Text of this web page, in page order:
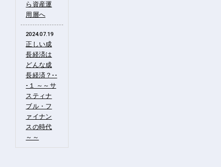
ら資産運
用層へ
2024.07.19
正しい成
長経済は
どんな成
長経済？--
-１ ～～サ
スティナ
ブル・フ
ァイナン
スの時代
～～